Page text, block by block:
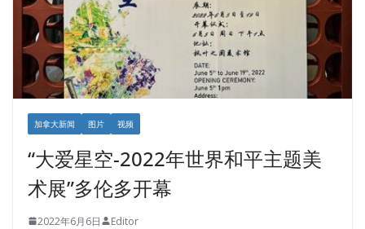
加拿大新闻 图片 视频
“大爱星空-2022年世界和平主题美
术展”多伦多开幕
2022年6月6日 Editor